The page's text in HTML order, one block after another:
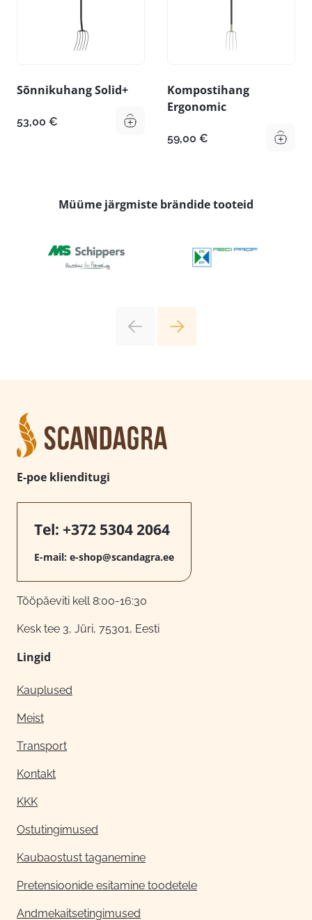
Sõnnikuhang Solid+
53,00 €
Kompostihang
Ergonomic
59,00 €
Müüme järgmiste brändide tooteid
E-poe klienditugi
Tel: +372 5304 2064
E-mail: e-shop@scandagra.ee
Tööpäeviti kell 8:00-16:30
Kesk tee 3, Jüri, 75301, Eesti
Lingid
Kauplused
Meist
Transport
Kontakt
KKK
Ostutingimused
Kaubaostust taganemine
Pretensioonide esitamine toodetele
Andmekaitsetingimused